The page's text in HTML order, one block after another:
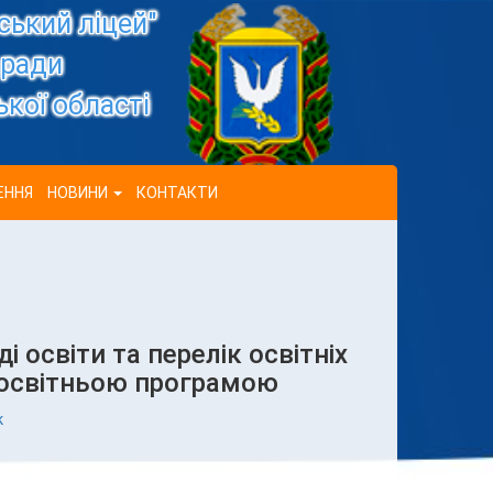
ліцей"
області
НОВИНИ КОНТАКТИ
та перелік освітніх
програмою